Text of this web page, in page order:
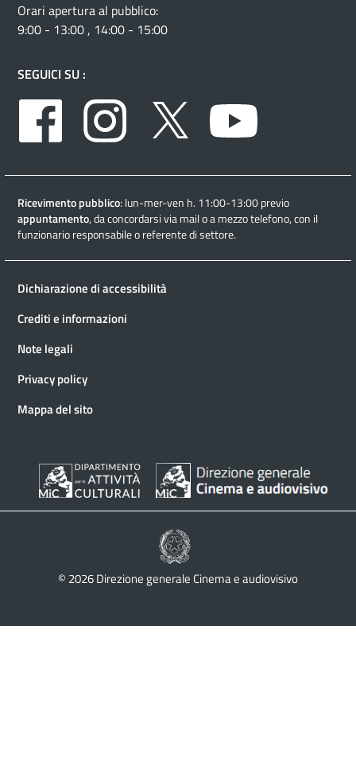
Orari apertura al pubblico:
9:00 - 13:00 , 14:00 - 15:00
SEGUICI SU :
Facebook
Instagram Twitter
Ricevimento pubblico: lun-mer-ven h. 11:00-13:00 previo
appuntamento, da concordarsi via mail o a mezzo telefono, con il
funzionario responsabile o referente di settore.
Dichiarazione di accessibilità
Crediti e informazioni
Note legali
Privacy policy
Mappa del sito
© 2026 Direzione generale Cinema e audiovisivo